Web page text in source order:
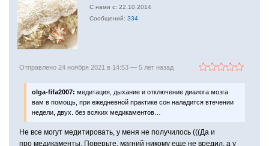
22.10.2014
334
Отправлено 24 ноября 2021 в 14:53 — 5 лет назад
olga-fifa2007: медитация, дыхание и отключение диалога мозга
вам в помощь, при ежедневной практике сон наладится втечении
недели, двух. без всяких медикаментов…
Не все могут медитировать, у меня не получилось (((Да и
про медикаменты. Поверьте, магний никому еще не вредил, а у